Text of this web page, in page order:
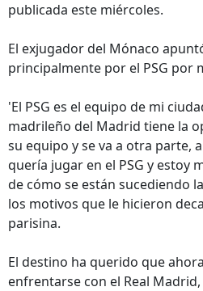
publicada este miércoles.
El exjugador del Mónaco
principalmente por el PSG por
'El PSG es el equipo de mi
madrileño del Madrid tiene la
su equipo y se va a otra parte,
quería jugar en el PSG y estoy
de cómo se están sucediendo
los motivos que le hicieron
parisina.
El destino ha querido que
enfrentarse con el Real